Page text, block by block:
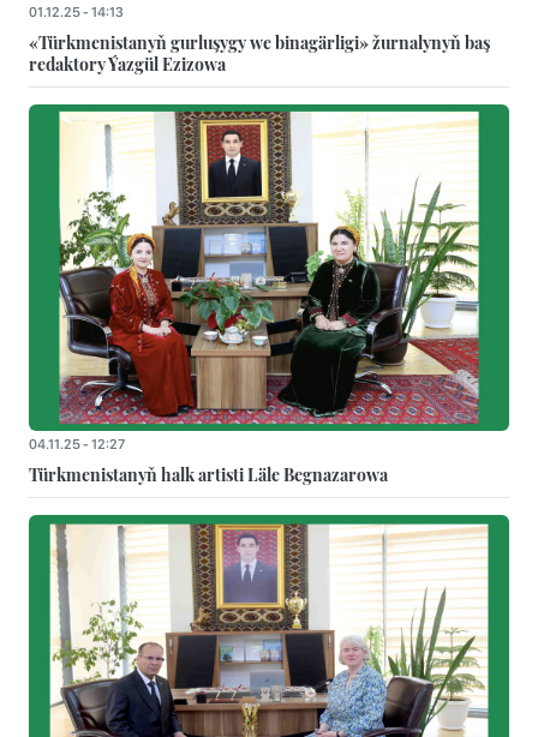
01.12.25 - 14:13
«Türkmenistanyň gurluşygy we binagärligi» žurnalynyň baş
redaktory Ýazgül Ezizowa
04.11.25 - 12:27
Türkmenistanyň halk artisti Läle Begnazarowa